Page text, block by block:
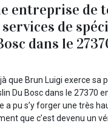
entreprise de
de
dans le
que Brun Luigi exerce sa
Du Bosc dans le 27370
a pu s’y forger une très
que c’est devenu un